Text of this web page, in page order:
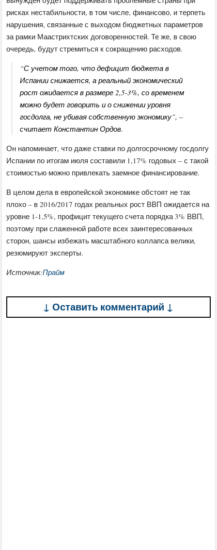
рисках нестабильности, в том числе, финансово, и терпеть
нарушения, связанные с выходом бюджетных параметров
за рамки Маастрихтских договоренностей. Те же, в свою
очередь, будут стремиться к сокращению расходов.
“С учетом того, что дефицит бюджета в
Испании снижается, а реальный экономический
рост ожидается в размере 2,5-3%, со временем
можно будет говорить и о снижении уровня
госдолга, не убивая собственную экономику”, –
считает Константин Ордов.
Он напоминает, что даже ставки по долгосрочному госдолгу
Испании по итогам июля составили 1,17% годовых – с такой
стоимостью можно привлекать заемное финансирование.
В целом дела в европейской экономике обстоят не так
плохо – в 2016/2017 годах реальных рост ВВП ожидается на
уровне 1-1,5%, профицит текущего счета порядка 3% ВВП,
поэтому при слаженной работе всех заинтересованных
сторон, шансы избежать масштабного коллапса велики,
резюмируют эксперты.
Источник:Прайм
↓ Оставить комментарий ↓